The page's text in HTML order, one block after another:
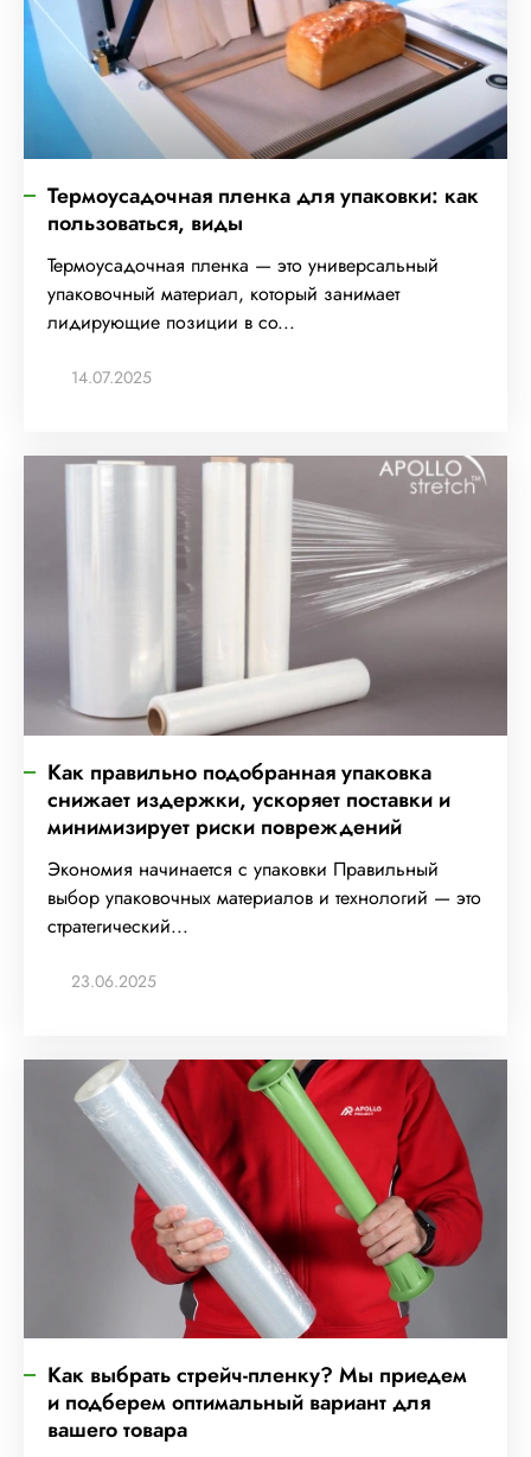
Термоусадочная пленка для упаковки: как
пользоваться, виды
Термоусадочная пленка — это универсальный
упаковочный материал, который занимает
лидирующие позиции в со...
14.07.2025
Как правильно подобранная упаковка
снижает издержки, ускоряет поставки и
минимизирует риски повреждений
Экономия начинается с упаковки Правильный
выбор упаковочных материалов и технологий — это
стратегический...
23.06.2025
Как выбрать стрейч-пленку? Мы приедем
и подберем оптимальный вариант для
вашего товара